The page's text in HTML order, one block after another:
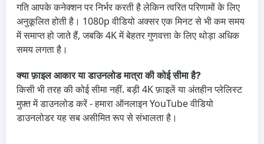
गति आपके कनेक्शन पर निर्भर करती है लेकिन त्वरित परिणामों के लिए
अनुकूलित होती है। 1080p वीडियो अक्सर एक मिनट से भी कम समय
में समाप्त हो जाते हैं, जबकि 4K में बेहतर गुणवत्ता के लिए थोड़ा अधिक
समय लगता है।
क्या फ़ाइल आकार या डाउनलोड मात्रा की कोई सीमा है?
किसी भी तरह की कोई सीमा नहीं. बड़ी 4K फ़ाइलें या अंतहीन प्लेलिस्ट
मुफ़्त में डाउनलोड करें - हमारा ऑनलाइन YouTube वीडियो
डाउनलोडर यह सब असीमित रूप से संभालता है।